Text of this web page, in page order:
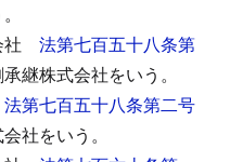
法第七百五十八条第
継株式会社をいう。
法第七百五十八条第二号
社をいう。